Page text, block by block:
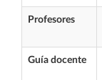
Profesores
Guía docente